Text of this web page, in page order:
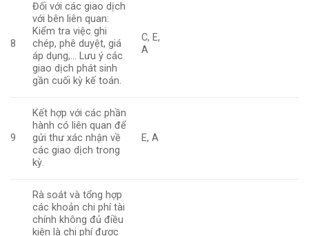
8
Đối với các giao dịch
với bên liên quan:
Kiểm tra việc ghi
chép, phê duyệt, giá
áp dụng,… Lưu ý các
giao dịch phát sinh
gần cuối kỳ kế toán.
C, E,
A
9
Kết hợp với các phần
hành có liên quan để
gửi thư xác nhận về
các giao dịch trong
kỳ.
E, A
Rà soát và tổng hợp
các khoản chi phí tài
chính không đủ điều
kiện là chi phí được